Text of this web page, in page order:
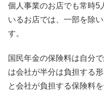
個人事業のお店でも常時5
いるお店では、一部を除
す。
国民年金の保険料は自分
は会社が半分は負担する
と会社が負担する保険料